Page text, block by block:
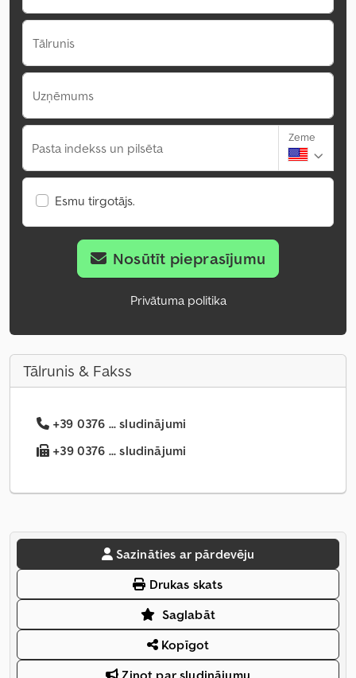
Tālrunis
Uzņēmums
Pasta indekss un pilsēta
Zeme
Esmu tirgotājs.
Nosūtīt pieprasījumu
Privātuma politika
Tālrunis & Fakss
+39 0376 ... sludinājumi
+39 0376 ... sludinājumi
Sazināties ar pārdevēju
Drukas skats
Saglabāt
Kopīgot